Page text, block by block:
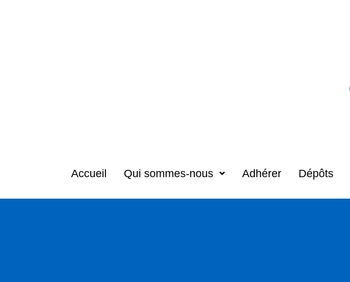
Accueil Qui sommes-nous Adhérer Dépôts